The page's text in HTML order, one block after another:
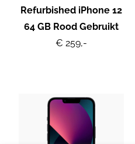
Refurbished iPhone 12
64 GB Rood Gebruikt
€ 259,-